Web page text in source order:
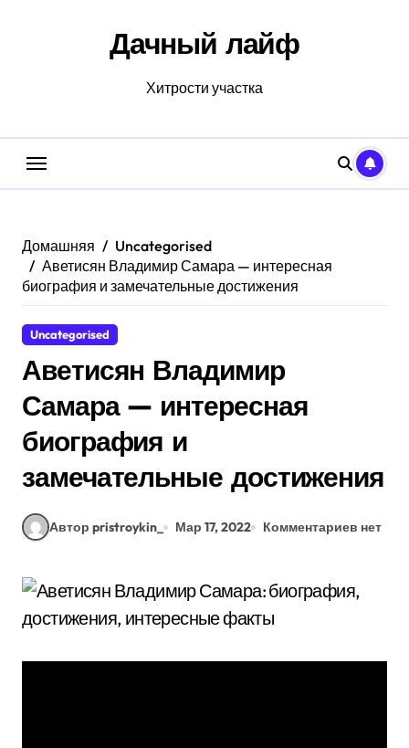
Дачный лайф
Хитрости участка
Домашняя
Uncategorised
Аветисян Владимир Самара — интересная
биография и замечательные достижения
Uncategorised
Аветисян Владимир
Самара — интересная
биография и
замечательные достижения
Автор pristroykin_ Мар 17, 2022 Комментариев нет